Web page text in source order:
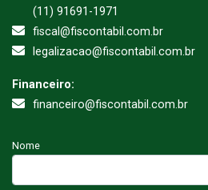
(11) 91691-1971
fiscal@fiscontabil.com.br
legalizacao@fiscontabil.com.br
Financeiro:
financeiro@fiscontabil.com.br
Nome